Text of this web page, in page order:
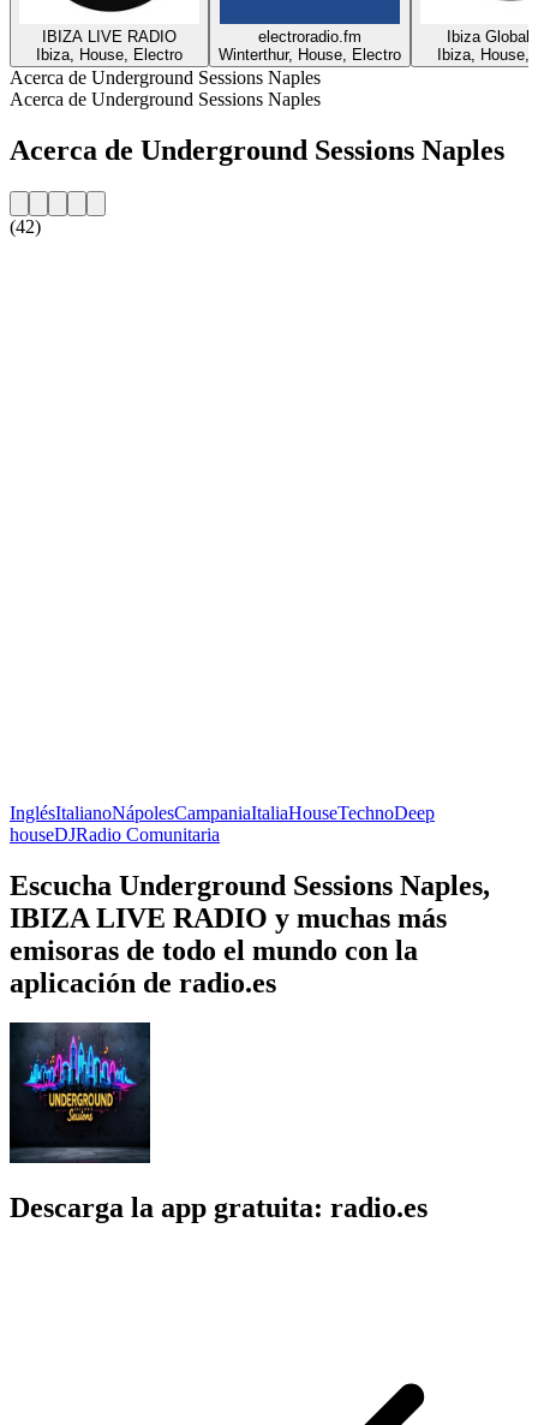
IBIZA LIVE RADIO
Ibiza, House, Electro
electroradio.fm
Winterthur, House, Electro
Ibiza Global
Ibiza, House,
Acerca de Underground Sessions Naples
Acerca de Underground Sessions Naples
Acerca de Underground Sessions Naples
(42)
InglésItalianoNápolesCampaniaItaliaHouseTechnoDeep
houseDJRadio Comunitaria
Escucha Underground Sessions Naples,
IBIZA LIVE RADIO y muchas más
emisoras de todo el mundo con la
aplicación de radio.es
Descarga la app gratuita: radio.es